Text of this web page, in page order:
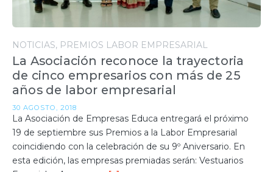
NOTICIAS PREMIOS LABOR EMPRESARIAL
La Asociación reconoce la trayectoria
de cinco empresarios con más de 25
años de labor empresarial
30 AGOSTO, 2018
La Asociación de Empresas Educa entregará el próximo
19 de septiembre sus Premios a la Labor Empresarial
coincidiendo con la celebración de su 9º Aniversario. En
esta edición, las empresas premiadas serán: Vestuarios